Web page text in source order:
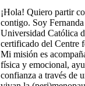
¡Hola! Quiero partir
contigo. Soy
Universidad Católica
certificado del Centre
Mi misión es
física y emocional,
confianza a través de